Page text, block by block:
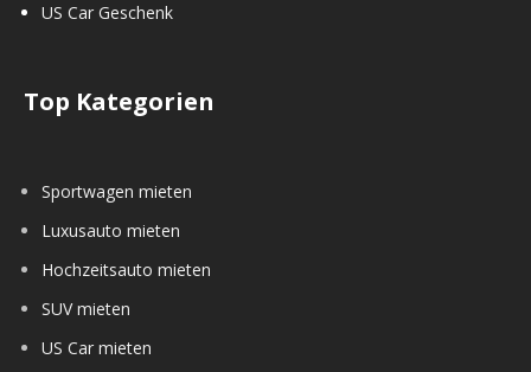
US Car Geschenk
Top Kategorien
Sportwagen mieten
Luxusauto mieten
Hochzeitsauto mieten
SUV mieten
US Car mieten